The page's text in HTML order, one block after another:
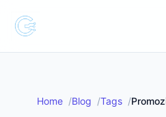
Home Blog Tags